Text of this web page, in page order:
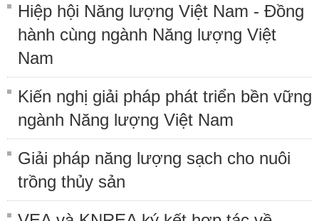
Hiệp hội Năng lượng Việt Nam - Đồng
hành cùng ngành Năng lượng Việt
Nam
Kiến nghị giải pháp phát triển bền vững
ngành Năng lượng Việt Nam
Giải pháp năng lượng sạch cho nuôi
trồng thủy sản